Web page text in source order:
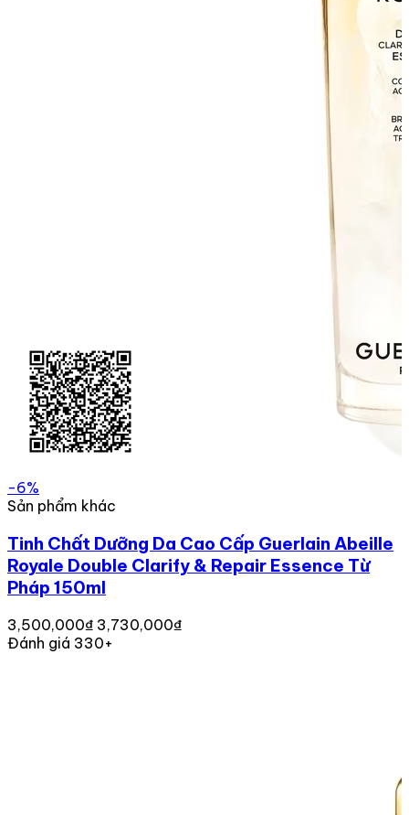
-6%
Sản phẩm khác
Tinh Chất Dưỡng Da Cao Cấp Guerlain Abeille
Royale Double Clarify & Repair Essence Từ
Pháp 150ml
3,500,000₫ 3,730,000₫
Đánh giá 330+